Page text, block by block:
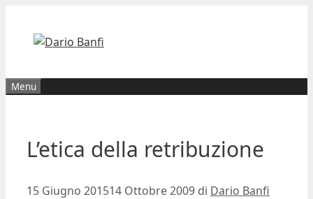
contenuto
Menu
L’etica della retribuzione
15 Giugno 201514 Ottobre 2009 di Dario Banfi